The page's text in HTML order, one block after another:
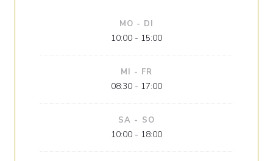
MO - DI
10:00 - 15:00
MI - FR
08:30 - 17:00
SA - SO
10:00 - 18:00